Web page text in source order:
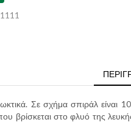
Σε σχήμα σπιράλ είναι
βρίσκεται στο φλυό της